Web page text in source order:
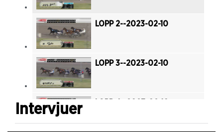
LOPP 2--2023-02-10
LOPP 3--2023-02-10
Intervjuer